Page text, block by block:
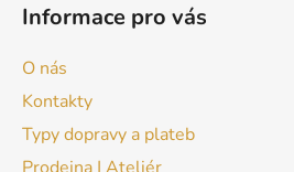
Informace pro vás
O nás
Kontakty
Typy dopravy a plateb